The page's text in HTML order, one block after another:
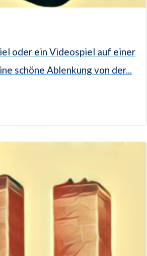
oder ein Videospiel auf einer
schöne Ablenkung von der...